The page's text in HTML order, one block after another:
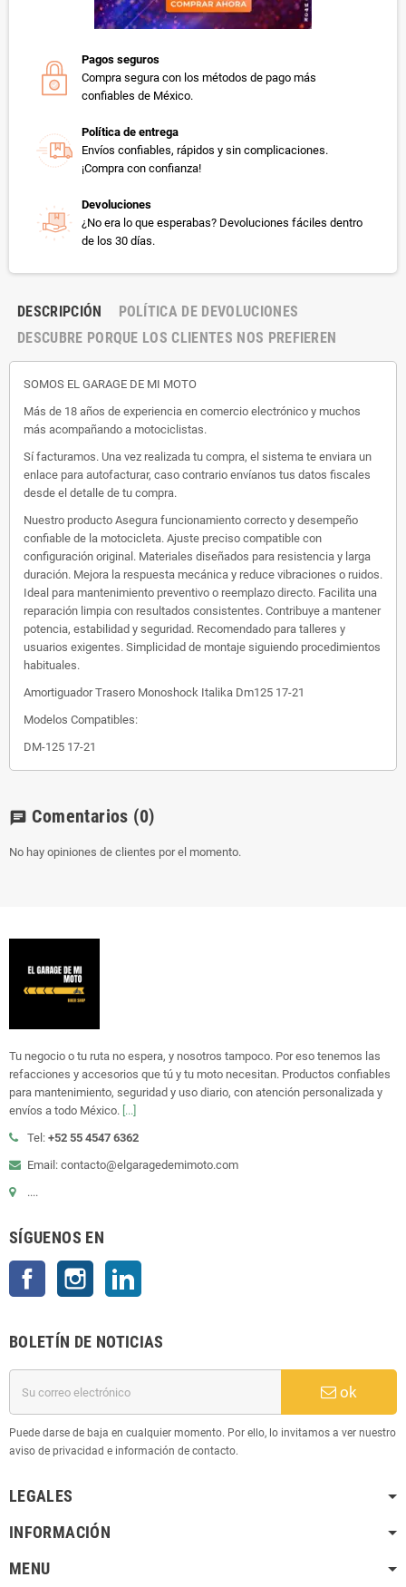
Pagos seguros
Compra segura con los métodos de pago más
confiables de México.
Política de entrega
Envíos confiables, rápidos y sin complicaciones.
¡Compra con confianza!
Devoluciones
¿No era lo que esperabas? Devoluciones fáciles dentro
de los 30 días.
DESCRIPCIÓN
POLÍTICA DE DEVOLUCIONES
DESCUBRE PORQUE LOS CLIENTES NOS PREFIEREN
SOMOS EL GARAGE DE MI MOTO
Más de 18 años de experiencia en comercio electrónico y muchos
más acompañando a motociclistas.
Sí facturamos. Una vez realizada tu compra, el sistema te enviara un
enlace para autofacturar, caso contrario envíanos tus datos fiscales
desde el detalle de tu compra.
Nuestro producto Asegura funcionamiento correcto y desempeño
confiable de la motocicleta. Ajuste preciso compatible con
configuración original. Materiales diseñados para resistencia y larga
duración. Mejora la respuesta mecánica y reduce vibraciones o ruidos.
Ideal para mantenimiento preventivo o reemplazo directo. Facilita una
reparación limpia con resultados consistentes. Contribuye a mantener
potencia, estabilidad y seguridad. Recomendado para talleres y
usuarios exigentes. Simplicidad de montaje siguiendo procedimientos
habituales.
Amortiguador Trasero Monoshock Italika Dm125 17-21
Modelos Compatibles:
DM-125 17-21
chat Comentarios (0)
No hay opiniones de clientes por el momento.
Tu negocio o tu ruta no espera, y nosotros tampoco. Por eso tenemos las
refacciones y accesorios que tú y tu moto necesitan. Productos confiables
para mantenimiento, seguridad y uso diario, con atención personalizada y
envíos a todo México. [...]
Tel: +52 55 4547 6362
Email: contacto@elgaragedemimoto.com
....
SÍGUENOS EN
Facebook Instagram
BOLETÍN DE NOTICIAS
ok
Puede darse de baja en cualquier momento. Por ello, lo invitamos a ver nuestro
aviso de privacidad e información de contacto.
LEGALES
INFORMACIÓN
MENU